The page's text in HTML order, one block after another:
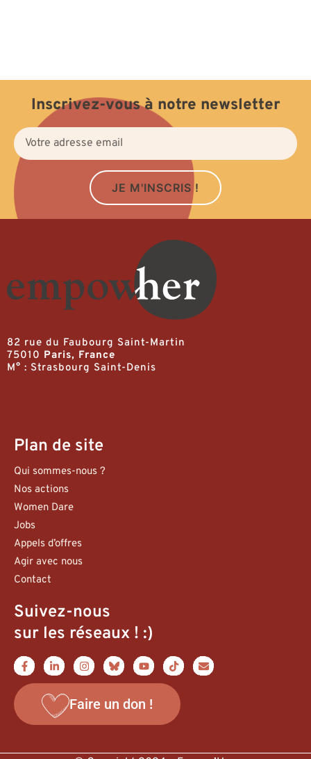
Inscrivez-vous à notre newsletter
JE M'INSCRIS !
82 rue du Faubourg Saint-Martin
75010 Paris, France
M° : Strasbourg Saint-Denis
Plan de site
Qui sommes-nous ?
Nos actions
Women Dare
Jobs
Appels d’offres
Agir avec nous
Contact
Suivez-nous
sur les réseaux ! :)
Faire un don !